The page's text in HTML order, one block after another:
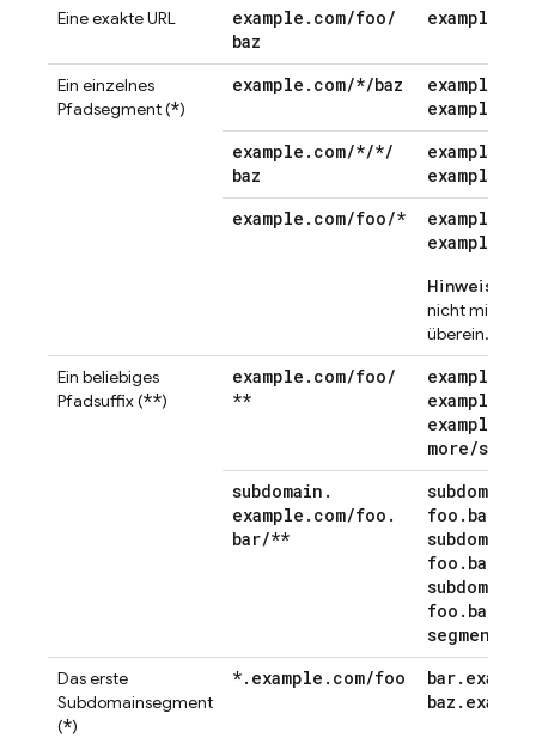
Eine exakte URL example . com/foo/
baz
example
Ein einzelnes
Pfadsegment (*)
example . com/*/baz example
example
example . com/*/*/
baz
example
example
example . com/foo/* example
example
Hinweis:
nicht mit
überein.
Ein beliebiges
Pfadsuffix (**)
example . com/foo/
**
example
example
example
more/
subdomain .
example . com/foo .
bar/**
subdomain
foo . bar
subdomain
foo . bar
subdomain
foo . bar
segments
Das erste
Subdomainsegment
(*)
*. example . com/foo bar. example
baz . example